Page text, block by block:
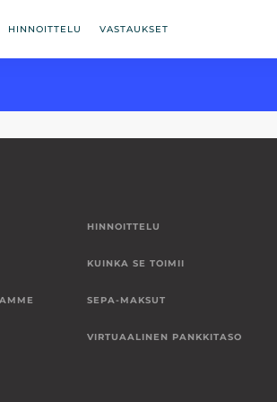
HINNOITTELU VASTAUKSET
HINNOITTELU
KUINKA SE TOIMII
SEPA-MAKSUT
VIRTUAALINEN PANKKITASO